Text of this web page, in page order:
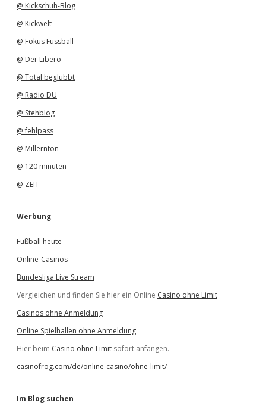
@ Kickschuh-Blog
@ Kickwelt
@ Fokus Fussball
@ Der Libero
@ Total beglubbt
@ Radio DU
@ Stehblog
@ fehlpass
@ Millernton
@ 120 minuten
@ ZEIT
Werbung
Fußball heute
Online-Casinos
Bundesliga Live Stream
Vergleichen und finden Sie hier ein Online Casino ohne Limit
Casinos ohne Anmeldung
Online Spielhallen ohne Anmeldung
Hier beim Casino ohne Limit sofort anfangen.
casinofrog.com/de/online-casino/ohne-limit/
Im Blog suchen